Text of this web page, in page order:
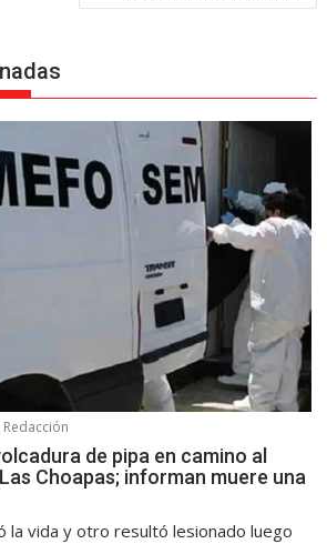
Redacción
de pipa en camino al
Choapas; informan muere una
la vida y otro resultó lesionado luego